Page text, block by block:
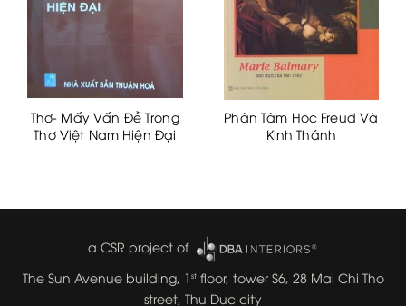
Thơ- Mấy Vấn Đề Trong
Thơ Việt Nam Hiện Đại
Phân Tâm Hoc Freud Và
Kinh Thánh
a CSR project of
The Sun Avenue building, 1 stfloor, tower S6, 28 Mai Chi Tho
street, Thu Duc city